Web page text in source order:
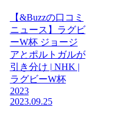
【&Buzzの口コミ
ニュース】ラグビ
ーW杯 ジョージ
アとポルトガルが
引き分け | NHK |
ラグビーW杯
2023
2023.09.25